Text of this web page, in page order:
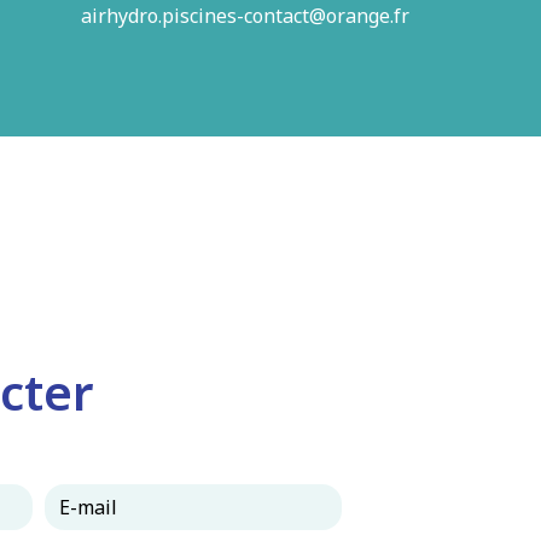
airhydro.piscines-contact@orange.fr